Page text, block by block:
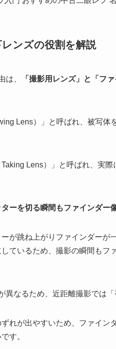
ンズの役割を解説
は、
「撮影用レンズ」と「フ
Lens）」と呼ばれ、被写
Lens）」と呼ばれ、実
ターを切る瞬間もファインダー
が跳ね上がりファインダーが
ているため、撮影の瞬間もフ
異なるため、近距離撮影では
れが出やすいため、ファイン
す。